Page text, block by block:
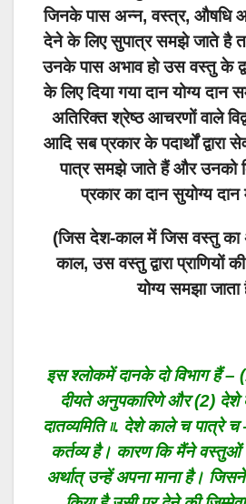
जिनके पास अन्न, वस्त्र, औषधि
देने के लिए सुपात्र समझे जाते है
उनके पास अभाव हो उस वस्तु के
के लिए दिया गया दान योग्य
अतिरिक्त श्रेष्ठ आचरणों वाले
आदि सब प्रकार के पदार्थों द्वारा
पात्र समझे जाते हैं और उनको
प्रकार का दान सुयोग्य दान
(जिस देश-काल में जिस वस्तु का
काल, उस वस्तु द्वारा प्राणियों
योग्य समझा
इस श्लोकमें दानके दो विभाग हैं –
दीयते अनुपकारिणे और (2) देशे
दातव्यमिति ৷৷. देशे काले च पात्रे
कर्तव्य है। कारण कि मैंने वस्तुओं
अर्थात् उन्हें अपना माना है।